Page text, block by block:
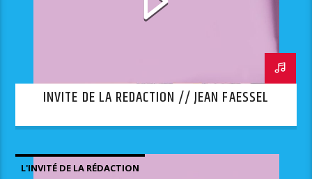
INVITE DE LA REDACTION // JEAN FAESSEL
L'INVITÉ DE LA RÉDACTION